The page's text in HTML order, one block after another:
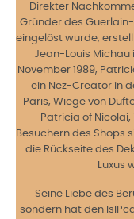
Direkter
Gründer des
eingelöst wurde,
Jean-Louis Michau
November 1989,
ein Nez-Creator in
Paris, Wiege von
Patricia of
Besuchern des Shops
die Rückseite des
Luxus
Seine Liebe des
sondern hat den